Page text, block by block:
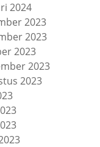
2024
2023
2023
2023
2023
2023